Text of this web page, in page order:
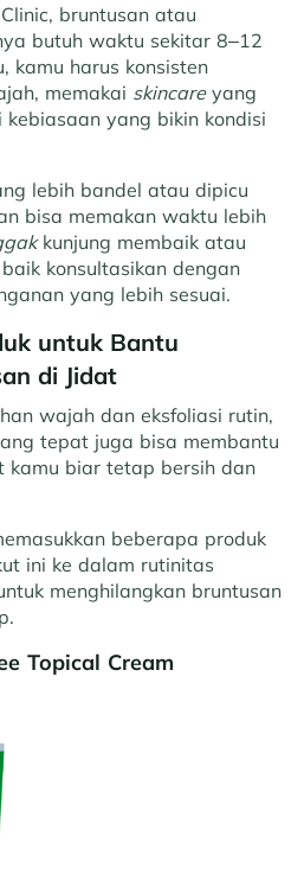
bruntusan atau
butuh waktu sekitar 8–12
kamu harus konsisten
memakai skincare yang
yang bikin kondisi
lebih bandel atau dipicu
bisa memakan waktu lebih
kunjung membaik atau
konsultasikan dengan
yang lebih sesuai.
untuk Bantu
di Jidat
wajah dan eksfoliasi rutin,
tepat juga bisa membantu
kamu biar tetap bersih dan
beberapa produk
ini ke dalam rutinitas
menghilangkan bruntusan
Topical Cream